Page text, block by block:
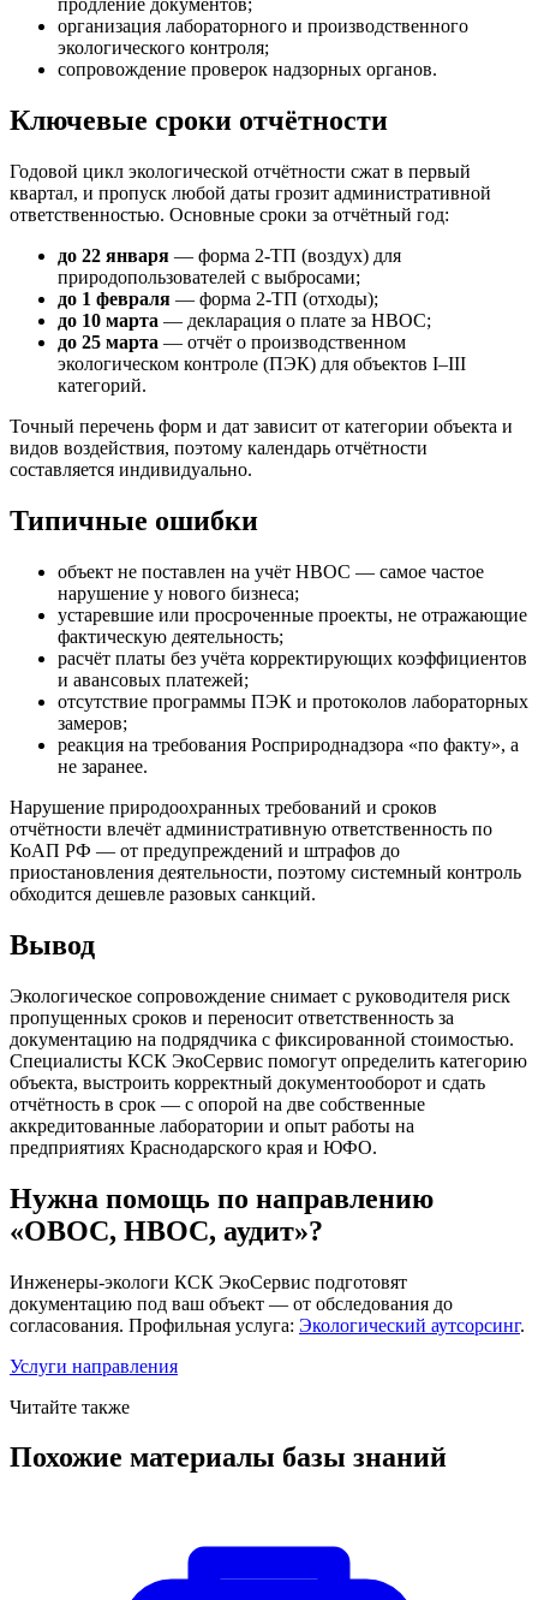
продление документов;
организация лабораторного и производственного
экологического контроля;
сопровождение проверок надзорных органов.
Ключевые сроки отчётности
Годовой цикл экологической отчётности сжат в первый
квартал, и пропуск любой даты грозит административной
ответственностью. Основные сроки за отчётный год:
до 22 января — форма 2-ТП (воздух) для
природопользователей с выбросами;
до 1 февраля — форма 2-ТП (отходы);
до 10 марта — декларация о плате за НВОС;
до 25 марта — отчёт о производственном
экологическом контроле (ПЭК) для объектов I–III
категорий.
Точный перечень форм и дат зависит от категории объекта и
видов воздействия, поэтому календарь отчётности
составляется индивидуально.
Типичные ошибки
объект не поставлен на учёт НВОС — самое частое
нарушение у нового бизнеса;
устаревшие или просроченные проекты, не отражающие
фактическую деятельность;
расчёт платы без учёта корректирующих коэффициентов
и авансовых платежей;
отсутствие программы ПЭК и протоколов лабораторных
замеров;
реакция на требования Росприроднадзора «по факту», а
не заранее.
Нарушение природоохранных требований и сроков
отчётности влечёт административную ответственность по
КоАП РФ — от предупреждений и штрафов до
приостановления деятельности, поэтому системный контроль
обходится дешевле разовых санкций.
Вывод
Экологическое сопровождение снимает с руководителя риск
пропущенных сроков и переносит ответственность за
документацию на подрядчика с фиксированной стоимостью.
Специалисты КСК ЭкоСервис помогут определить категорию
объекта, выстроить корректный документооборот и сдать
отчётность в срок — с опорой на две собственные
аккредитованные лаборатории и опыт работы на
предприятиях Краснодарского края и ЮФО.
Нужна помощь по направлению
«ОВОС, НВОС, аудит»?
Инженеры-экологи КСК ЭкоСервис подготовят
документацию под ваш объект — от обследования до
согласования. Профильная услуга: Экологический аутсорсинг.
Услуги направления
Читайте также
Похожие материалы базы знаний